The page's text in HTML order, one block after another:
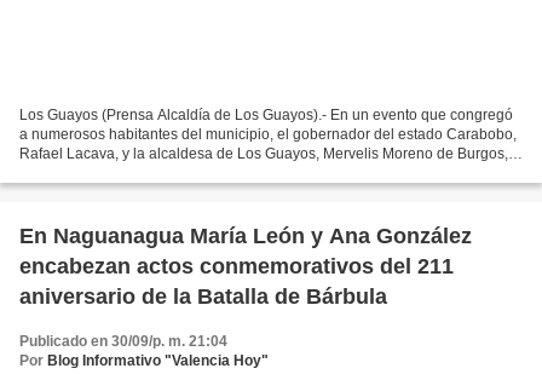
Los Guayos (Prensa Alcaldía de Los Guayos).- En un evento que congregó
a numerosos habitantes del municipio, el gobernador del estado Carabobo,
Rafael Lacava, y la alcaldesa de Los Guayos, Mervelis Moreno de Burgos,
En Naguanagua María León y Ana González
encabezan actos conmemorativos del 211
aniversario de la Batalla de Bárbula
Publicado en 30/09/p. m. 21:04
Por Blog Informativo "Valencia Hoy"